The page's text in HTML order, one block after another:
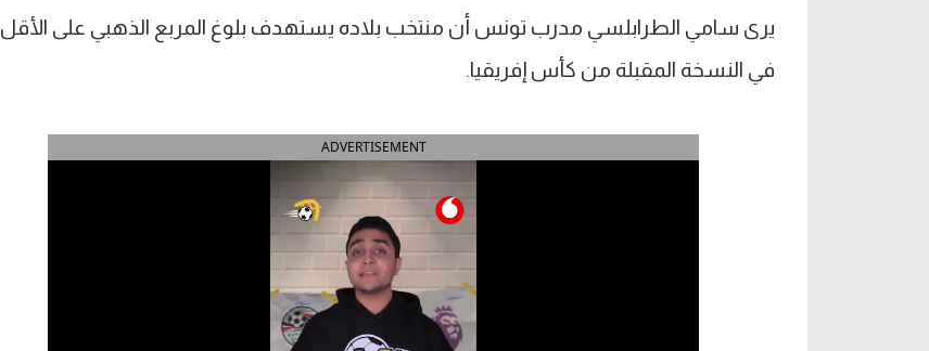
يرى سامي الطرابلسي مدرب تونس أن منتخب بلاده يستهدف بلوغ المربع الذهبي على الأقل
في النسخة المقبلة من كأس إفريقيا.
ADVERTISEMENT